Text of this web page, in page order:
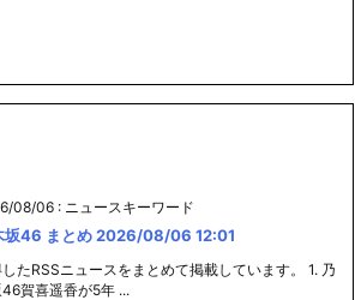
08/06 : ニュースキーワード
坂46 まとめ 2026/08/06 12:01
たRSSニュースをまとめて掲載しています。 1. 乃
46賀喜遥香が5年 ...